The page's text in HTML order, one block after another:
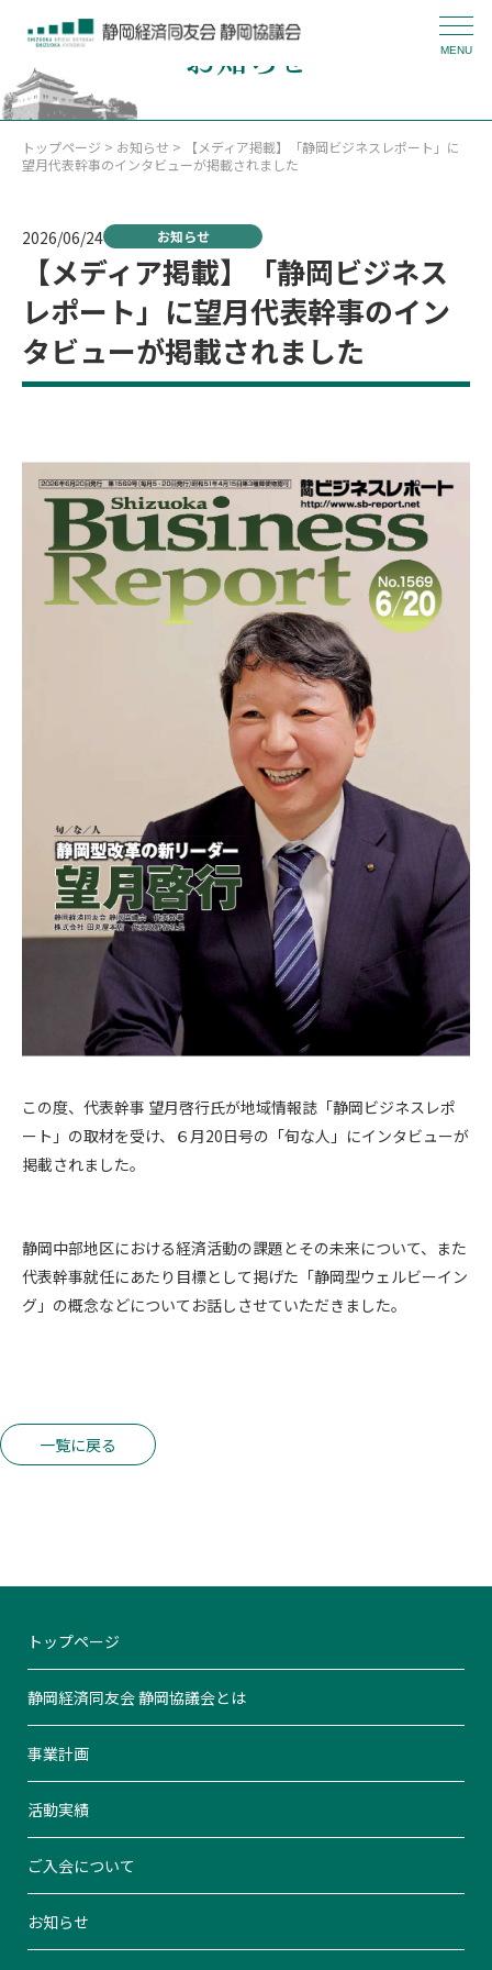
MENU
お知らせ
トップページ > お知らせ > 【メディア掲載】「静岡ビジネスレポート」に
望月代表幹事のインタビューが掲載されました
2026/06/24 お知らせ
【メディア掲載】「静岡ビジネス
レポート」に望月代表幹事のイン
タビューが掲載されました
この度、代表幹事 望月啓行氏が地域情報誌「静岡ビジネスレポ
ート」の取材を受け、６月20日号の「旬な人」にインタビューが
掲載されました。
静岡中部地区における経済活動の課題とその未来について、また
代表幹事就任にあたり目標として掲げた「静岡型ウェルビーイン
グ」の概念などについてお話しさせていただきました。
一覧に戻る
トップページ
静岡経済同友会 静岡協議会とは
事業計画
活動実績
ご入会について
お知らせ